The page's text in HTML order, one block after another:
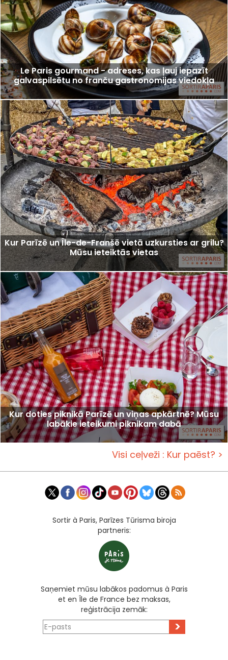
Le Paris gourmand - adreses, kas ļauj iepazīt
galvaspilsētu no franču gastronomijas viedokļa
Kur Parīzē un Île-de-Franšē vietā uzkursties ar grilu?
Mūsu ieteiktās vietas
Kur doties piknikā Parīzē un viņas apkārtnē? Mūsu
labākie ieteikumi piknikam dabā
Visi ceļveži : Kur paēst? >
Sortir à Paris, Parīzes Tūrisma biroja
partneris:
Saņemiet mūsu labākos padomus à Paris
et en Île de France bez maksas,
reģistrācija zemāk:
>